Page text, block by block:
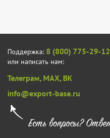
Поддержка: 8 (800) 775-29-12
или написать нам:
Телеграм, MAX, ВК
info@export-base.ru